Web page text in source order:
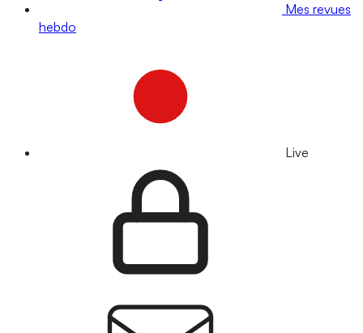
Mes revues
hebdo
Live